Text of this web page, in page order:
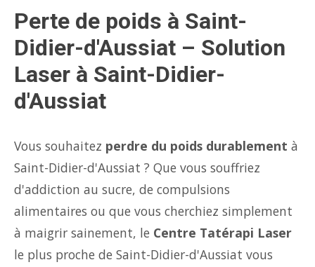
Perte de poids à Saint-
Didier-d'Aussiat – Solution
Laser à Saint-Didier-
d'Aussiat
Vous souhaitez perdre du poids durablement à
Saint-Didier-d'Aussiat ? Que vous souffriez
d'addiction au sucre, de compulsions
alimentaires ou que vous cherchiez simplement
à maigrir sainement, le Centre Tatérapi Laser
le plus proche de Saint-Didier-d'Aussiat vous